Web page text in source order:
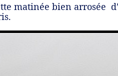
matinée bien arrosée